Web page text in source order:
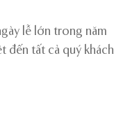
lễ lớn trong năm
đến tất cả quý khách